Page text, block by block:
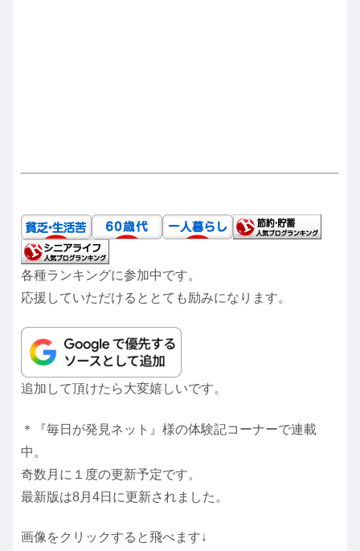
各種ランキングに参加中です。
応援していただけるととても励みになります。
追加して頂けたら大変嬉しいです。
＊『毎日が発見ネット』様の体験記コーナーで連載
中。
奇数月に１度の更新予定です。
最新版は8月4日に更新されました。
画像をクリックすると飛べます↓